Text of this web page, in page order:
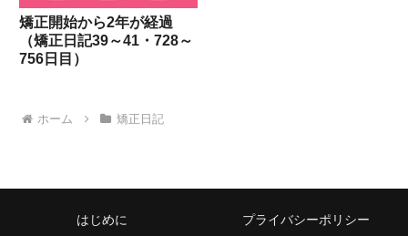
矯正開始から2年が経過
（矯正日記39～41・728～
756日目）
ホーム 矯正日記
はじめに プライバシーポリシー